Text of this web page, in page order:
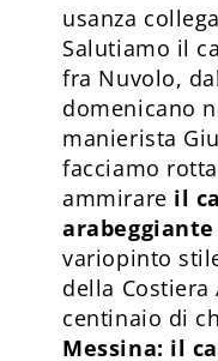
usanza
Salutiamo il
fra Nuvolo,
domenicano
manierista
facciamo
ammirare il
variopinto
della
centinaio di
Messina: il